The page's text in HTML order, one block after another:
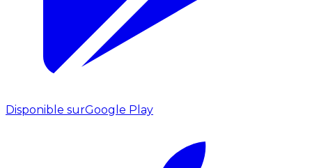
Disponible surGoogle Play